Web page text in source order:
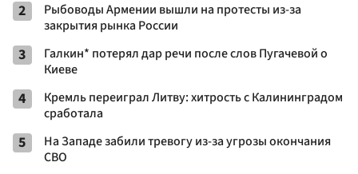
2
Рыбоводы Армении вышли на протесты из-за
закрытия рынка России
3
Галкин* потерял дар речи после слов Пугачевой о
Киеве
4
Кремль переиграл Литву: хитрость с Калининградом
сработала
5
На Западе забили тревогу из-за угрозы окончания
СВО